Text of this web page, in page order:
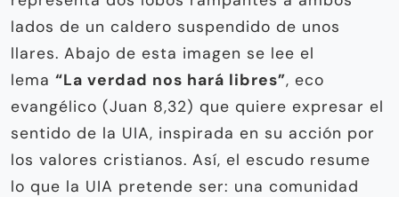
lados de un caldero suspendido de unos
llares. Abajo de esta imagen se lee el
lema “La verdad nos hará libres”, eco
evangélico (Juan 8,32) que quiere expresar el
sentido de la UIA, inspirada en su acción por
los valores cristianos. Así, el escudo resume
lo que la UIA pretende ser: una comunidad